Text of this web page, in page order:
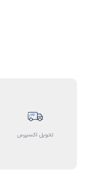
تحویل اکسپرس